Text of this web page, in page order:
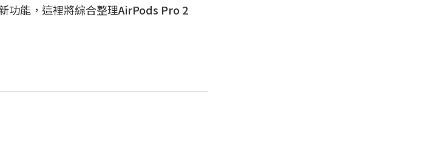
功能，這裡將綜合整理AirPods Pro 2